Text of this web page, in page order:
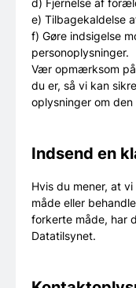
d) Fjernelse af
e) Tilbagekaldelse
f) Gøre indsigelse
personoplysninger.
Vær opmærksom
du er, så vi kan
oplysninger om
Indsend en
Hvis du mener, at
måde eller
forkerte måde, har
Datatilsynet.